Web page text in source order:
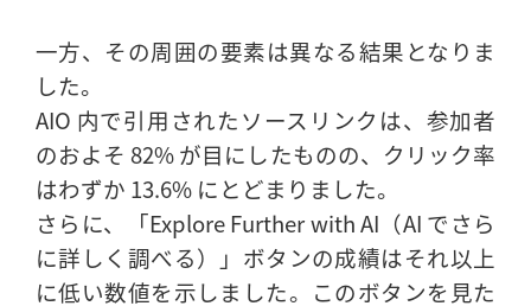
一方、その周囲の要素は異なる結果となりま
した。
AIO 内で引用されたソースリンクは、参加者
のおよそ 82% が目にしたものの、クリック率
はわずか 13.6% にとどまりました。
さらに、「Explore Further with AI（AI でさら
に詳しく調べる）」ボタンの成績はそれ以上
に低い数値を示しました。このボタンを見た